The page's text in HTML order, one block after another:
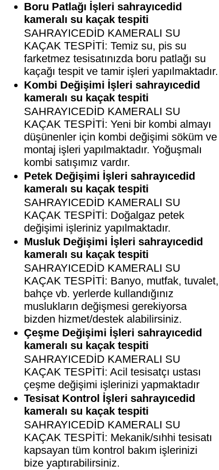
Boru Patlağı İşleri sahrayıcedid
kameralı su kaçak tespiti
SAHRAYICEDİD KAMERALI SU
KAÇAK TESPİTİ: Temiz su, pis su
farketmez tesisatınızda boru patlağı su
kaçağı tespit ve tamir işleri yapılmaktadır.
Kombi Değişimi İşleri sahrayıcedid
kameralı su kaçak tespiti
SAHRAYICEDİD KAMERALI SU
KAÇAK TESPİTİ: Yeni bir kombi almayı
düşünenler için kombi değişimi söküm ve
montaj işleri yapılmaktadır. Yoğuşmalı
kombi satışımız vardır.
Petek Değişimi İşleri sahrayıcedid
kameralı su kaçak tespiti
SAHRAYICEDİD KAMERALI SU
KAÇAK TESPİTİ: Doğalgaz petek
değişimi işleriniz yapılmaktadır.
Musluk Değişimi İşleri sahrayıcedid
kameralı su kaçak tespiti
SAHRAYICEDİD KAMERALI SU
KAÇAK TESPİTİ: Banyo, mutfak, tuvalet,
bahçe vb. yerlerde kullandığınız
muslukların değişmesi gerekiyorsa
bizden hizmet/destek alabilirsiniz.
Çeşme Değişimi İşleri sahrayıcedid
kameralı su kaçak tespiti
SAHRAYICEDİD KAMERALI SU
KAÇAK TESPİTİ: Acil tesisatçı ustası
çeşme değişimi işlerinizi yapmaktadır
Tesisat Kontrol İşleri sahrayıcedid
kameralı su kaçak tespiti
SAHRAYICEDİD KAMERALI SU
KAÇAK TESPİTİ: Mekanik/sıhhi tesisatı
kapsayan tüm kontrol bakım işlerinizi
bize yaptırabilirsiniz.